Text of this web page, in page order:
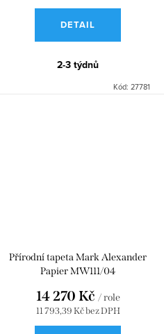
DETAIL
2-3 týdnů
Kód: 27781
Přírodní tapeta Mark Alexander
Papier MW111/04
11 793,39 Kč bez DPH
14 270 Kč / role